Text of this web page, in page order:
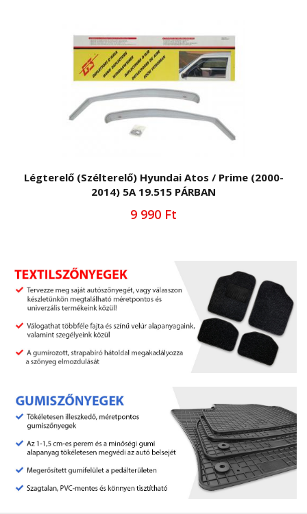
Légterelő (Szélterelő) Hyundai Atos / Prime (2000-
2014) 5A 19.515 PÁRBAN
9 990 Ft